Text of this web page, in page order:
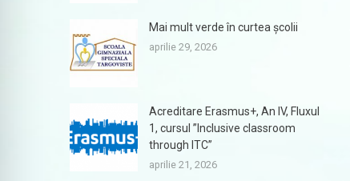
Mai mult verde în curtea școlii
aprilie 29, 2026
Acreditare Erasmus+, An IV, Fluxul
1, cursul ”Inclusive classroom
through ITC”
aprilie 21, 2026